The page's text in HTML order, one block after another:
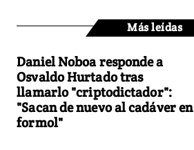
Más leídas
Daniel Noboa responde a
Osvaldo Hurtado tras
llamarlo "criptodictador":
"Sacan de nuevo al cadáver en
formol"